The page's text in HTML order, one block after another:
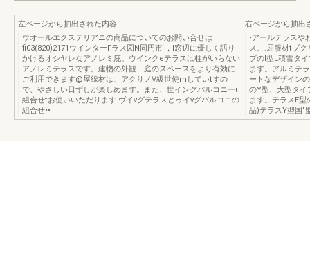
左ページから抽出された内容
ウオールエクステリアニの商品についてのお問い合せは
fi03(820)2171ウインターFラス図N同円市-，I窓辺に優しく語り
かけるオシヤレなアノレミ庇。ウインクeテラスは柱がいらない
アノレミテラスです。建物の外観、庭のスペースをより有効に
ご利用できます@屋線材は、アクりノV級世使mしていtすの
で、やさしい日ずしが楽しめます。また、世イングパルコニーι
組合せtお使いいただります.ヴイνグテラスとゥイνグパルコニの
組合せ••
右ページから抽出
•アールテラスや
ス。.屈服材tブ
プのI型L積雪タ
ます。アルミテ
ートなデザイン
のY型、大型タイ
ます。テラスE
品)テラスY型国"